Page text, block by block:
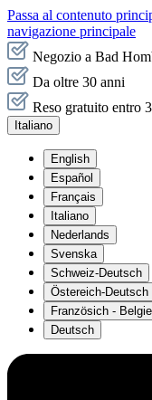
Passa al contenuto
navigazione principale
Negozio a Bad
Da oltre 30 anni
Reso gratuito entro
Italiano
English
Español
Français
Italiano
Nederlands
Svenska
Schweiz-Deutsch
Östereich-Deutsch
Französich -
Deutsch